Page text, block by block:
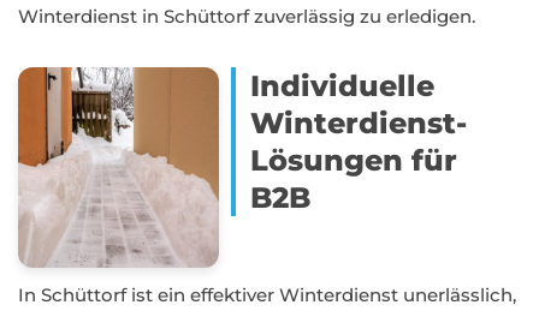
Winterdienst in Schüttorf zuverlässig zu erledigen.
Individuelle
Winterdienst-
Lösungen für
B2B
In Schüttorf ist ein effektiver Winterdienst unerlässlich,